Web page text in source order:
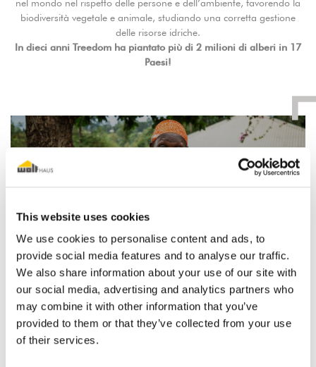
This website uses cookies
We use cookies to personalise content and ads, to
provide social media features and to analyse our traffic.
We also share information about your use of our site with
our social media, advertising and analytics partners who
may combine it with other information that you’ve
provided to them or that they’ve collected from your use
of their services.
nel mondo nel rispetto delle persone e dell’ambiente, favorendo la
biodiversità vegetale e animale, studiando una corretta gestione
delle risorse idriche.
In dieci anni Treedom ha piantato più di 2 milioni di alberi in 17
Paesi!
00:35